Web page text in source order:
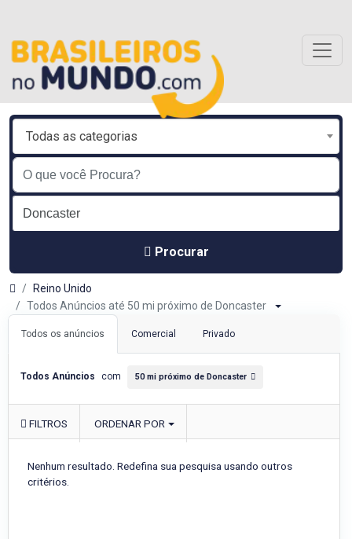
Todas as categorias
Procurar
Reino Unido
Todos Anúncios até 50 mi próximo de Doncaster
Todos os anúncios Comercial Privado
Todos Anúncios com 50 mi próximo de Doncaster
FILTROS ORDENAR POR
Nenhum resultado. Redefina sua pesquisa usando outros
critérios.